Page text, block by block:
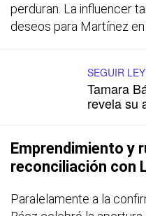
perduran. La influencer
deseos para Martínez
SEGUIR
Tamara
revela su
Emprendimiento y
reconciliación con
Paralelamente a la